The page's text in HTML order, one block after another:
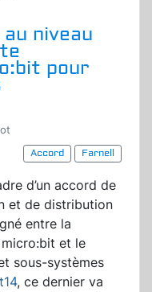
niveau
pour
Accord
Farnell
d’un accord de
et de distribution
entre la
et le
sous-systèmes
, ce dernier va